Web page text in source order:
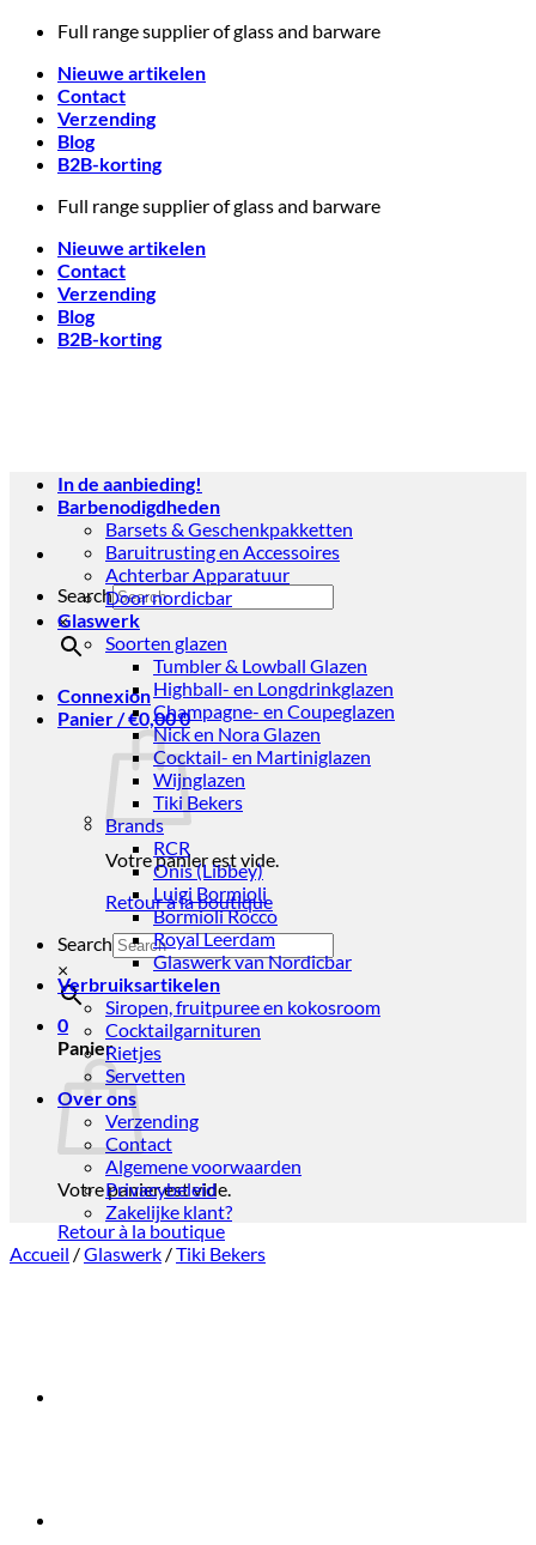
Skip
content
Full range supplier of glass and barware
Nieuwe artikelen
Contact
Verzending
Blog
B2B-korting
Full range supplier of glass and barware
Nieuwe artikelen
Contact
Verzending
Blog
B2B-korting
Search
×
Connexion
Panier /€0,000
Votre panier est vide.
Retour à la boutique
Search
×
0
Panier
Votre panier est vide.
Retour à la boutique
In de aanbieding!
Barbenodigdheden
Barsets & Geschenkpakketten
Baruitrusting en Accessoires
Achterbar Apparatuur
Door nordicbar
Glaswerk
Soorten glazen
Tumbler & Lowball Glazen
Highball- en Longdrinkglazen
Champagne- en Coupeglazen
Nick en Nora Glazen
Cocktail- en Martiniglazen
Wijnglazen
Tiki Bekers
Brands
RCR
Onis (Libbey)
Luigi Bormioli
Bormioli Rocco
Royal Leerdam
Glaswerk van Nordicbar
Verbruiksartikelen
Siropen, fruitpuree en kokosroom
Cocktailgarnituren
Rietjes
Servetten
Over ons
Verzending
Contact
Algemene voorwaarden
Privacybeleid
Zakelijke klant?
Accueil /Glaswerk /Tiki Bekers